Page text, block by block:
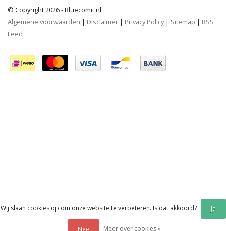
© Copyright 2026 - Bluecomit.nl
Algemene voorwaarden | Disclaimer | Privacy Policy| Sitemap | RSS
Feed
Wij slaan cookies op om onze website te verbeteren. Is dat akkoord? Ja
Nee Meer over cookies »